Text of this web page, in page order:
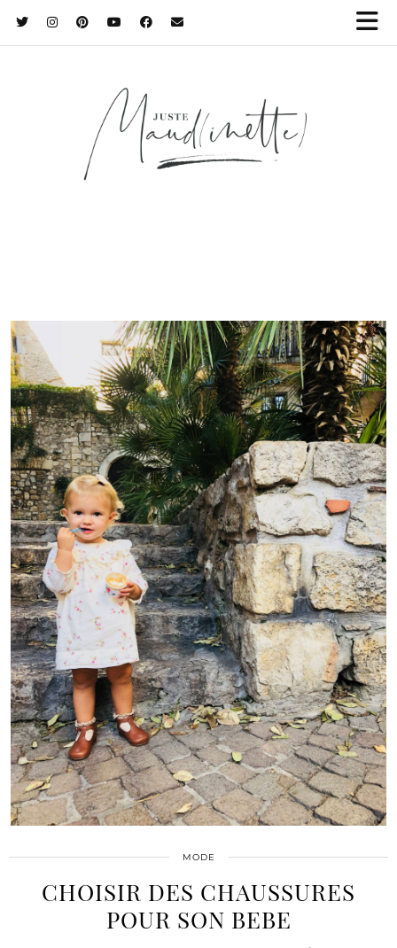
MODE
CHOISIR DES CHAUSSURES
POUR SON BEBE